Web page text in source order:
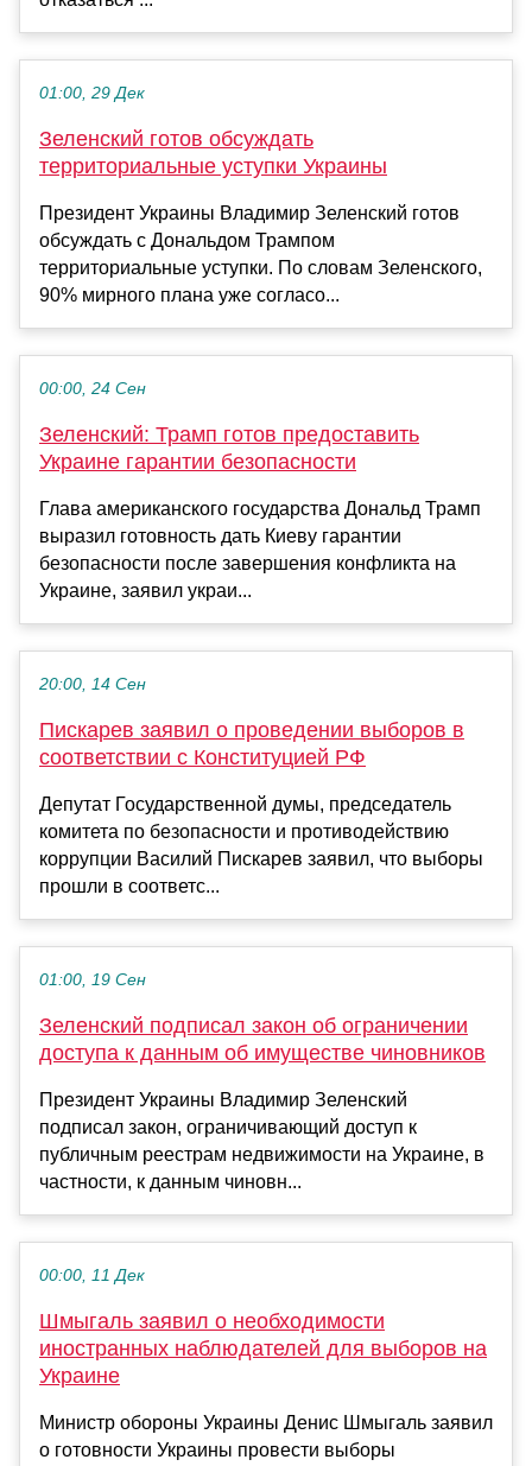
01:00, 29 Дек
Зеленский готов обсуждать
территориальные уступки Украины
Президент Украины Владимир Зеленский готов
обсуждать с Дональдом Трампом
территориальные уступки. По словам Зеленского,
90% мирного плана уже согласо...
00:00, 24 Сен
Зеленский: Трамп готов предоставить
Украине гарантии безопасности
Глава американского государства Дональд Трамп
выразил готовность дать Киеву гарантии
безопасности после завершения конфликта на
Украине, заявил украи...
20:00, 14 Сен
Пискарев заявил о проведении выборов в
соответствии с Конституцией РФ
Депутат Государственной думы, председатель
комитета по безопасности и противодействию
коррупции Василий Пискарев заявил, что выборы
прошли в соответс...
01:00, 19 Сен
Зеленский подписал закон об ограничении
доступа к данным об имуществе чиновников
Президент Украины Владимир Зеленский
подписал закон, ограничивающий доступ к
публичным реестрам недвижимости на Украине, в
частности, к данным чиновн...
00:00, 11 Дек
Шмыгаль заявил о необходимости
иностранных наблюдателей для выборов на
Украине
Министр обороны Украины Денис Шмыгаль заявил
о готовности Украины провести выборы